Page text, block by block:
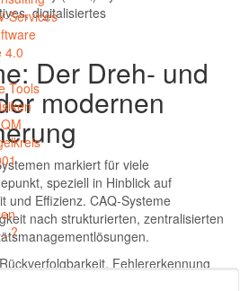
Services
4.0
Tools
digitalisiertes
Der Dreh- und
modernen
markiert für viele
speziell in Hinblick auf
und Effizienz. CAQ-Systeme
nach strukturierten, zentralisierten
Fehlererkennung
Prozessoptimierung.